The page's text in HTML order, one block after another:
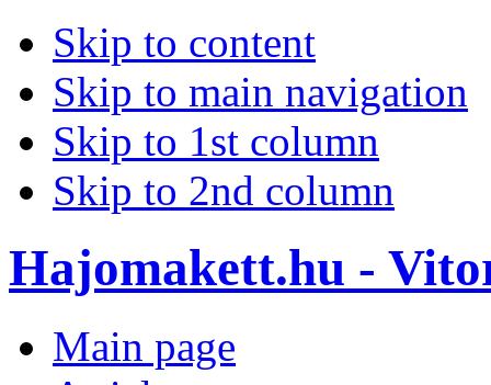
Skip to content
Skip to main navigation
Skip to 1st column
Skip to 2nd column
Hajomakett.hu -
Main page